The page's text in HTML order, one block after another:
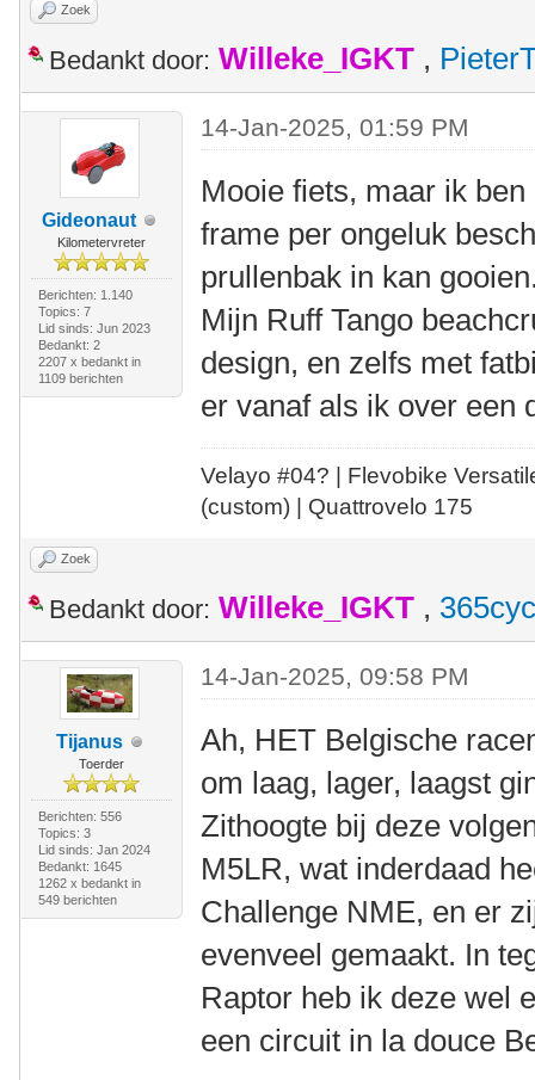
Zoek
Bedankt door: Willeke_IGKT ,
Gideonaut
Kilometervreter
Berichten: 1.140
Topics: 7
Lid sinds: Jun 2023
Bedankt: 2
2207 x bedankt in
1109 berichten
14-Jan-2025, 01:59 PM
Mooie fiets, maar ik
frame per ongeluk
prullenbak in kan
Mijn Ruff Tango
design, en zelfs met
er vanaf als ik over een
Velayo #04? | Flevobike
(custom) | Quattrovelo 175
Zoek
Bedankt door: Willeke_IGKT ,
Tijanus
Toerder
Berichten: 556
Topics: 3
Lid sinds: Jan 2024
Bedankt: 1645
1262 x bedankt in
549 berichten
14-Jan-2025, 09:58 PM
Ah, HET Belgische
om laag, lager, laagst
Zithoogte bij deze
M5LR, wat inderdaad
Challenge NME, en er
evenveel gemaakt. In
Raptor heb ik deze wel
een circuit in la douce